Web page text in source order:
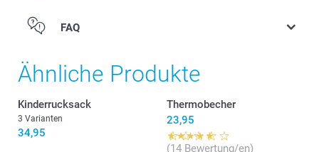
FAQ
Ähnliche Produkte
Kinderrucksack
3 Varianten
34,95
Thermobecher
23,95
(14 Bewertung/en)